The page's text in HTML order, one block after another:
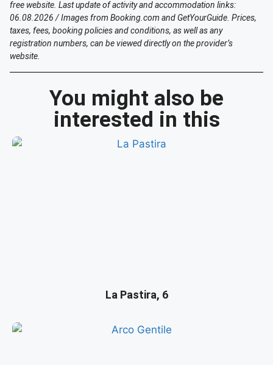
free website. Last update of activity and accommodation links:
06.08.2026 / Images from Booking.com and GetYourGuide. Prices,
taxes, fees, booking policies and conditions, as well as any
registration numbers, can be viewed directly on the provider’s
website.
You might also be
interested in this
La Pastira, 6